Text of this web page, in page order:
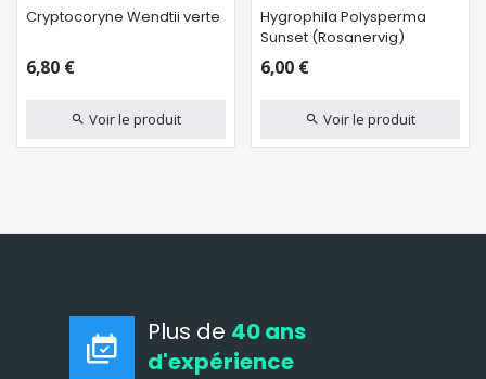
Cryptocoryne Wendtii verte
6,80 €
Voir le produit
Hygrophila Polysperma
Sunset (Rosanervig)
6,00 €
Voir le produit
Plus de 40 ans
d'expérience